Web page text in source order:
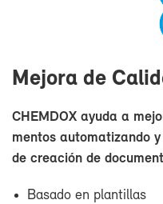
Me­jo­ra de
CHEM­DOX ayu­da a
men­tos au­to­ma­ti­zan­do
de crea­ción de
Ba­sa­do en plan­ti­llas